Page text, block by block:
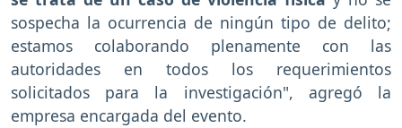
sospecha la ocurrencia de ningún tipo de delito;
estamos colaborando plenamente con las
autoridades en todos los requerimientos
solicitados para la investigación", agregó la
empresa encargada del evento.